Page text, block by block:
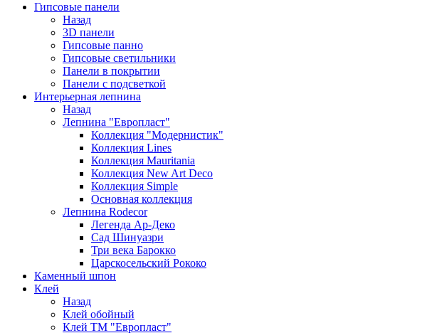
Гипсовые панели
Назад
3D панели
Гипсовые панно
Гипсовые светильники
Панели в покрытии
Панели с подсветкой
Интерьерная лепнина
Назад
Лепнина "Европласт"
Коллекция "Модернистик"
Коллекция Lines
Коллекция Mauritania
Коллекция New Art Deco
Коллекция Simple
Основная коллекция
Лепнина Rodecor
Легенда Ар-Деко
Сад Шинуазри
Три века Барокко
Царскосельский Рококо
Каменный шпон
Клей
Назад
Клей обойный
Клей ТМ "Европласт"